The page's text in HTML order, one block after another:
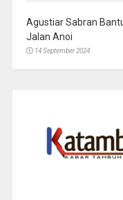
Agustiar Sabran
Jalan Anoi
14 September 2024